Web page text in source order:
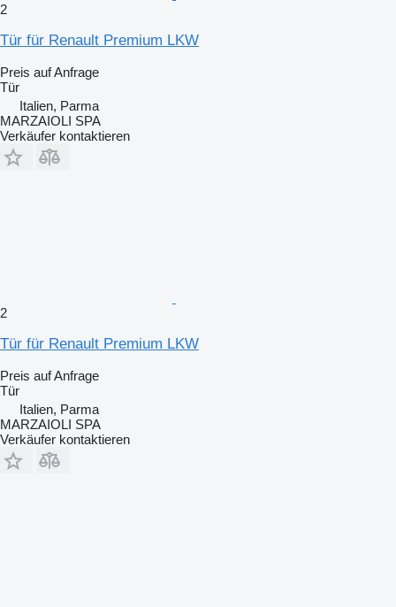
2
Tür für Renault Premium LKW
Preis auf Anfrage
Tür
Italien, Parma
MARZAIOLI SPA
Verkäufer kontaktieren
2
Tür für Renault Premium LKW
Preis auf Anfrage
Tür
Italien, Parma
MARZAIOLI SPA
Verkäufer kontaktieren